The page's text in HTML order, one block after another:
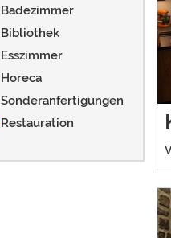
Badezimmer
Bibliothek
Esszimmer
Horeca
Sonderanfertigungen
Restauration